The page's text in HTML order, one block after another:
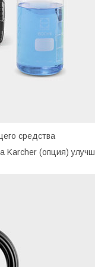
средства
Karcher (опция)